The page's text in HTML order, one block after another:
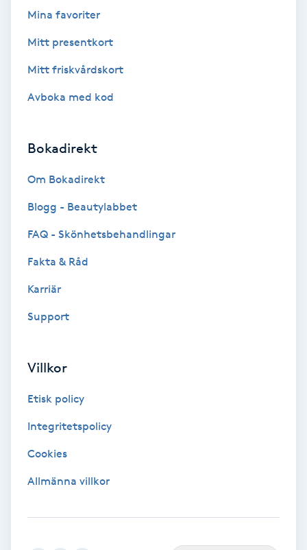
Frekvensterapi
Friskvårdsmassage
Frisör
Färgning
Gelenaglar
Gellack
Gravidyoga
Mina favoriter
Mitt presentkort
Mitt friskvårdskort
Avboka med kod
Bokadirekt
Om Bokadirekt
Blogg - Beautylabbet
FAQ - Skönhetsbehandlingar
Fakta & Råd
Karriär
Support
Villkor
Etisk policy
Integritetspolicy
Cookies
Allmänna villkor